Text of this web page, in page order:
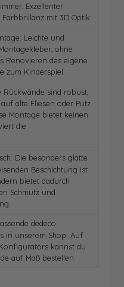
Exzellenter
mit 3D Optik
Leichte und
ohne
Renovieren des eigene
zum Kinderspiel.
Rückwände sind robust,
alte Fliesen oder Putz
Montage bietet keinen
die
Die besonders glatte
Beschichtung ist
bietet dadurch
Schmutz und
dedeco
in unserem Shop. Auf
kannst du
auf Maß bestellen